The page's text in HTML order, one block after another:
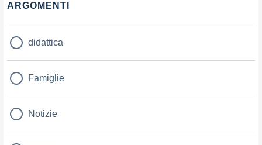
ARGOMENTI
didattica
Famiglie
Notizie